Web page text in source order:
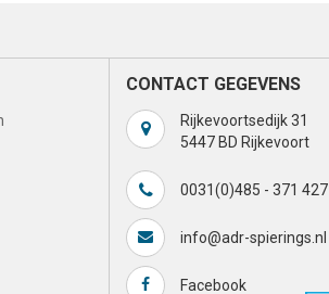
CONTACT GEGEVENS
Rijkevoortsedijk 31
5447 BD Rijkevoort
0031(0)485 - 371 427
info@adr-spierings.nl
Facebook